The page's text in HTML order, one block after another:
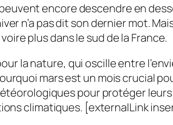
encore descendre en
n’a pas dit son dernier mot.
plus dans le sud de la France.
la nature, qui oscille entre
mars est un mois crucial
pour protéger
climatiques. [externalLink